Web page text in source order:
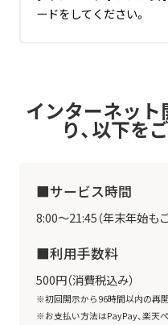
ードをしてください。
インターネッ
り、以下を
■サービス時間
8:00～21:45（年末年始も
■利用手数料
500円（消費税込み）
初回開示から96時間以内の再
お支払い方法はPayPay、楽天